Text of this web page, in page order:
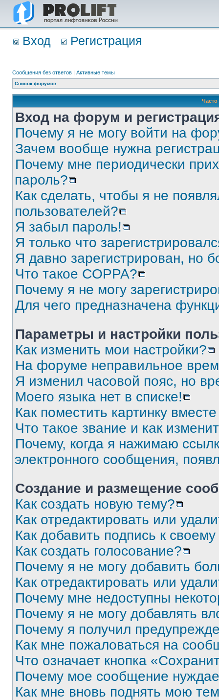
Вход Регистрация
Сообщения без ответов | Активные темы
Список форумов
Вход на форум и
Почему я не могу войти на
Зачем вообще нужна
Почему мне периодически
пароль?
Как сделать, чтобы я не
пользователей?
Я забыл пароль!
Я только что
Я давно зарегистрирован, но
Что такое COPPA?
Почему я не могу
Для чего предназначена
Параметры и настройки
Как изменить мои настройки?
На форуме неправильное
Я изменил часовой пояс, но
Моего языка нет в списке!
Как поместить картинку
Что такое звание и как
Почему, когда я нажимаю
электронного сообщения,
Создание и размещение
Как создать новую тему?
Как отредактировать или
Как добавить подпись к
Как создать голосование?
Почему я не могу добавить
Как отредактировать или
Почему мне недоступны
Почему я не могу добавлять
Почему я получил
Как мне пожаловаться на
Что означает кнопка
Почему мое сообщение
Как мне вновь поднять мою